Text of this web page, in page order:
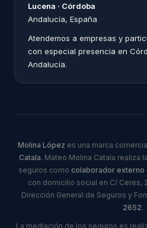
Lucena · Córdoba
Andalucía, España
Atendemos a empresas y
con especial presencia en
Andalucía.
Molina López es una marca
Catala. Mateo Molina Catala realiza
seguros como colaborador externo
con domicilio social en C/ Ceres,
Dirección General de Seguros y
2652.
La mediación de los seguros es